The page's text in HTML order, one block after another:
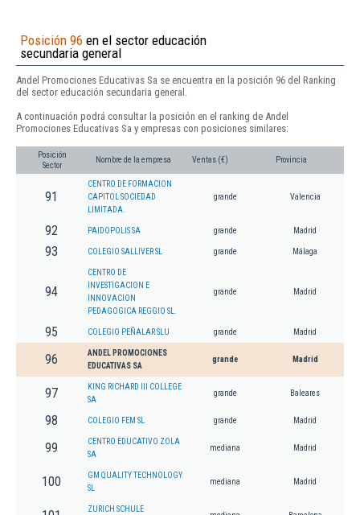
Posición 96 en el sector educación
secundaria general
Andel Promociones Educativas Sa se encuentra en la posición 96 del Ranking
del sector educación secundaria general.
A continuación podrá consultar la posición en el ranking de Andel
Promociones Educativas Sa y empresas con posiciones similares:
Posición
Sector
Nombre de la empresa Ventas (€) Provincia
91
CENTRO DE FORMACION
CAPITOL SOCIEDAD
LIMITADA.
grande Valencia
92 PAIDOPOLIS SA grande Madrid
93 COLEGIO SALLIVER SL grande Málaga
94
CENTRO DE
INVESTIGACION E
INNOVACION
PEDAGOGICA REGGIO SL.
grande Madrid
95 COLEGIO PEÑALAR SLU grande Madrid
96
ANDEL PROMOCIONES
EDUCATIVAS SA
grande Madrid
97
KING RICHARD III COLLEGE
SA
grande Baleares
98 COLEGIO FEM SL grande Madrid
99
CENTRO EDUCATIVO ZOLA
SA
mediana Madrid
100
GM QUALITY TECHNOLOGY
SL
mediana Madrid
ZURICH SCHULE